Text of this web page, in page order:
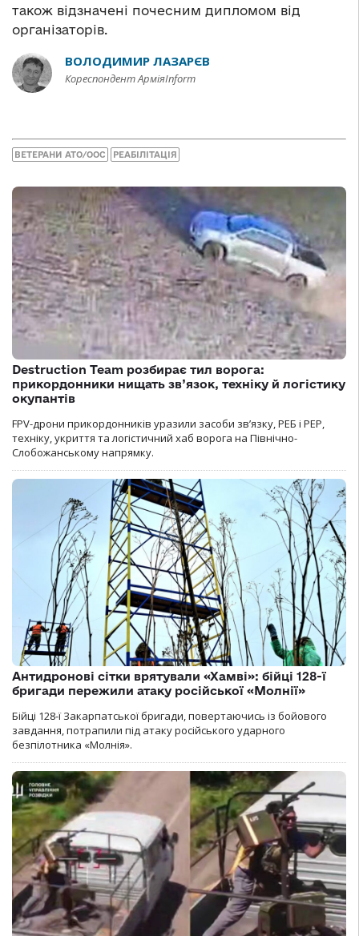
також відзначені почесним дипломом від
організаторів.
ВОЛОДИМИР ЛАЗАРЄВ
Кореспондент АрміяInform
ВЕТЕРАНИ АТО/ООС РЕАБІЛІТАЦІЯ
Destruction Team розбирає тил ворога:
прикордонники нищать зв’язок, техніку й логістику
окупантів
FPV-дрони прикордонників уразили засоби зв’язку, РЕБ і РЕР,
техніку, укриття та логістичний хаб ворога на Північно-
Слобожанському напрямку.
Антидронові сітки врятували «Хамві»: бійці 128-ї
бригади пережили атаку російської «Молнії»
Бійці 128-ї Закарпатської бригади, повертаючись із бойового
завдання, потрапили під атаку російського ударного
безпілотника «Молнія».